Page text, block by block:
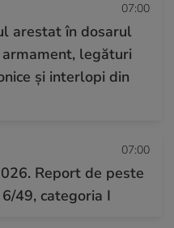
07:00
arestat în dosarul
legături
și interlopi din
07:00
Report de peste
49, categoria I